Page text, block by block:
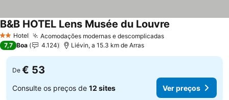
2 Estrelas
Hotel Acomodações modernas e descomplicadas
B&B HOTEL Lens Musée du Louvre
7,7 Boa 4.124 Liévin, a 15.3 km de Arras
De € 53
Consulte os preços de 12 sites Ver preços